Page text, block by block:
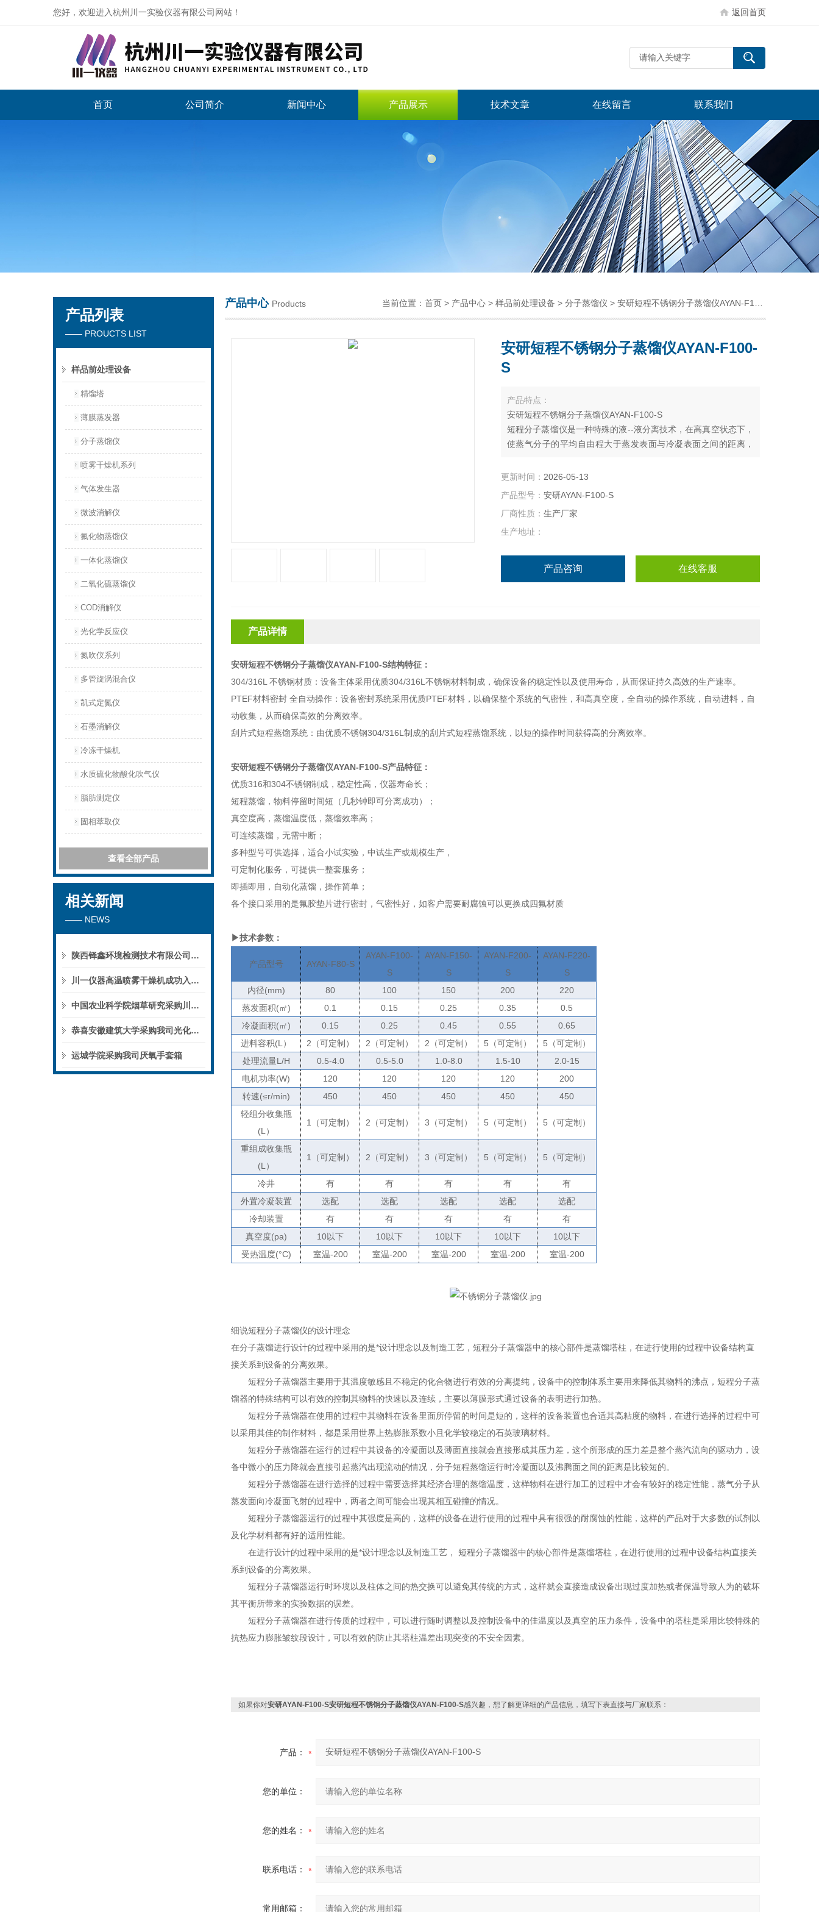
您好，欢迎进入杭州川一实验仪器有限公司网站！ 返回首页
杭州川一实验仪器有限公司
首页 公司简介 新闻中心 产品展示 技术文章 在线留言 联系我们
产品列表
—— PROUCTS LIST
样品前处理设备
精馏塔
薄膜蒸发器
分子蒸馏仪
喷雾干燥机系列
气体发生器
微波消解仪
氟化物蒸馏仪
一体化蒸馏仪
二氧化硫蒸馏仪
COD消解仪
光化学反应仪
氮吹仪系列
多管旋涡混合仪
凯式定氮仪
石墨消解仪
冷冻干燥机
水质硫化物酸化吹气仪
脂肪测定仪
固相萃取仪
查看全部产品
相关新闻
—— NEWS
陕西铎鑫环境检测技术有限公司采购我司全自动液液萃取仪
川一仪器高温喷雾干燥机成功入驻鄱阳职业学院，助力职业教育实训平台升级
中国农业科学院烟草研究采购川一仪器喷雾干燥机
恭喜安徽建筑大学采购我司光化学反应仪
运城学院采购我司厌氧手套箱
产品中心 Products 当前位置： 首页 > 产品中心 > 样品前处理设备 > 分子蒸馏仪 > 安研短程不锈钢分子蒸馏仪AYAN-F100-S
安研短程不锈钢分子蒸馏仪AYAN-F100-
S
产品特点：
安研短程不锈钢分子蒸馏仪AYAN-F100-S
短程分子蒸馏仪是一种特殊的液--液分离技术，在高真空状态下，
使蒸气分子的平均自由程大于蒸发表面与冷凝表面之间的距离，
离.
更新时间： 2026-05-13
产品型号： 安研AYAN-F100-S
厂商性质： 生产厂家
生产地址：
产品咨询 在线客服
产品详情
安研短程不锈钢分子蒸馏仪AYAN-F100-S结构特征 ：
304/316L 不锈钢材质：设备主体采用优质304/316L 不锈钢材料制成，确保设备的稳定性以及使用寿命，从而保证持久高效的生产速率。
PTEF材料密封 全自动操作：设备密封系统采用优质PTEF材料，以确保整个系统的气密性，和高真空度，全自动的操作系统，自动进料，自
动收集，从而确保高效的分离效率。
刮片式短程蒸馏系统：由优质不锈钢304/316L 制成的刮片式短程蒸馏系统，以短的操作时间获得高的分离效率。
安研短程不锈钢分子蒸馏仪AYAN-F100-S产品特征：
优质316和304不锈钢制成，稳定性高，仪器寿命长；
短程蒸馏，物料停留时间短（几秒钟即可分离成功）；
真空度高，蒸馏温度低，蒸馏效率高；
可连续蒸馏，无需中断；
多种型号可供选择，适合小试实验，中试生产或规模生产，
可定制化服务，可提供一整套服务；
即插即用，自动化蒸馏，操作简单；
各个接口采用的是氟胶垫片进行密封，气密性好，如客户需要耐腐蚀可以更换成四氟材质
▶技术参数：
产品型号 AYAN-F80-S
AYAN-F100-
S
AYAN-F150-
S
AYAN-F200-
S
AYAN-F220-
S
内径(mm) 80 100 150 200
220
蒸发面积(㎡) 0.1 0.15 0.25 0.35
0.5
冷凝面积(㎡) 0.15 0.25 0.45 0.55
0.65
进料容积(L ） 2 （可定制） 2 （可定制） 2 （可定制） 5 （可定制） 5 （可定制）
处理流量L/H 0.5-4.0 0.5-5.0 1.0-8.0 1.5-10
2.0-15
电机功率(W) 120 120 120 120
200
转速(≤r/min) 450 450 450 450
450
轻组分收集瓶
(L ）
1 （可定制） 2 （可定制） 3 （可定制） 5 （可定制） 5 （可定制）
重组成收集瓶
(L ）
1 （可定制） 2 （可定制） 3 （可定制） 5 （可定制） 5 （可定制）
冷井 有 有 有 有
有
外置冷凝装置
选配 选配 选配 选配
选配
冷却装置
有 有 有 有
有
真空度(pa) 10以下 10以下 10以下 10以下 10以下
受热温度(°C) 室温-200 室温-200 室温-200 室温-200 室温-200
细说短程分子蒸馏仪的设计理念
在分子蒸馏进行设计的过程中采用的是*设计理念以及制造工艺，短程分子蒸馏器中的核心部件是蒸馏塔柱，在进行使用的过程中设备结构直
接关系到设备的分离效果。
短程分子蒸馏器主要用于其温度敏感且不稳定的化合物进行有效的分离提纯，设备中的控制体系主要用来降低其物料的沸点，短程分子蒸
馏器的特殊结构可以有效的控制其物料的快速以及连续，主要以薄膜形式通过设备的表明进行加热。
短程分子蒸馏器在使用的过程中其物料在设备里面所停留的时间是短的，这样的设备装置也合适其高粘度的物料，在进行选择的过程中可
以采用其佳的制作材料，都是采用世界上热膨胀系数小且化学较稳定的石英玻璃材料。
短程分子蒸馏器在运行的过程中其设备的冷凝面以及薄面直接就会直接形成其压力差，这个所形成的压力差是整个蒸汽流向的驱动力，设
备中微小的压力降就会直接引起蒸汽出现流动的情况，分子短程蒸馏运行时冷凝面以及沸腾面之间的距离是比较短的。
短程分子蒸馏器在进行选择的过程中需要选择其经济合理的蒸馏温度，这样物料在进行加工的过程中才会有较好的稳定性能，蒸气分子从
蒸发面向冷凝面飞射的过程中，两者之间可能会出现其相互碰撞的情况。
短程分子蒸馏器运行的过程中其强度是高的，这样的设备在进行使用的过程中具有很强的耐腐蚀的性能，这样的产品对于大多数的试剂以
及化学材料都有好的适用性能。
在进行设计的过程中采用的是*设计理念以及制造工艺， 短程分子蒸馏器中的核心部件是蒸馏塔柱，在进行使用的过程中设备结构直接关
系到设备的分离效果。
短程分子蒸馏器运行时环境以及柱体之间的热交换可以避免其传统的方式，这样就会直接造成设备出现过度加热或者保温导致人为的破坏
其平衡所带来的实验数据的误差。
短程分子蒸馏器在进行传质的过程中，可以进行随时调整以及控制设备中的佳温度以及真空的压力条件，设备中的塔柱是采用比较特殊的
抗热应力膨胀皱纹段设计，可以有效的防止其塔柱温差出现突变的不安全因素。
如果你对安研AYAN-F100-S安研短程不锈钢分子蒸馏仪AYAN-F100-S感兴趣，想了解更详细的产品信息，填写下表直接与厂家联系：
产品：
您的单位：
您的姓名：
联系电话：
常用邮箱：